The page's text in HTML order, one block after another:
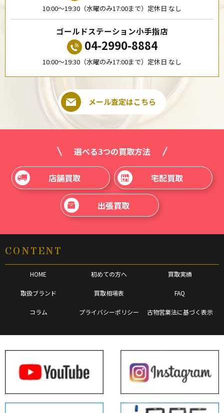
10:00〜19:30（水曜のみ17:00まで）定休日 なし
ゴールドステーション小手指店
04-2990-8884
10:00〜19:30（水曜のみ17:00まで）定休日 なし
メール査定はこちら
選べる3つの買取方法
店舗買取 宅配買取
出張買取
CONTENT
HOME 初めての方へ 買取実績
取扱ブランド 買取相場表 FAQ
コラム プライバシーポリシー 古物営業法に基づく表示